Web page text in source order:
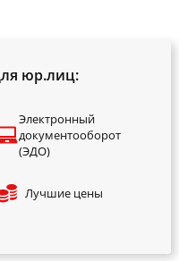
юр.лиц:
Электронный
документооборот
(ЭДО)
Лучшие цены